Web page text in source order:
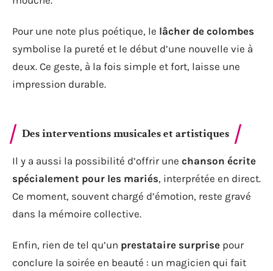
Pour une note plus poétique, le lâcher de colombes
symbolise la pureté et le début d’une nouvelle vie à
deux. Ce geste, à la fois simple et fort, laisse une
impression durable.
Des interventions musicales et artistiques
Il y a aussi la possibilité d’offrir une chanson écrite
spécialement pour les mariés, interprétée en direct.
Ce moment, souvent chargé d’émotion, reste gravé
dans la mémoire collective.
Enfin, rien de tel qu’un prestataire surprise pour
conclure la soirée en beauté : un magicien qui fait